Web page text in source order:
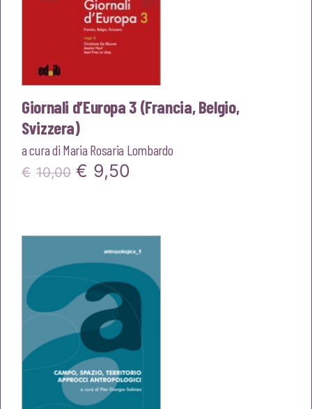
Giornali d’Europa 3 (Francia, Belgio,
Svizzera)
a cura di Maria Rosaria Lombardo
€ 10,00 Il
era:
€10,00.
€ 9,50
è:
€9,50.